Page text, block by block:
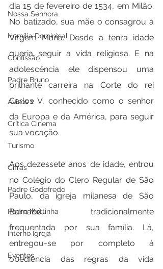
Nossa Senhora
Homilia Dominical
Confissão
Padre Bruno
Avisos 2
Crítica Cinema
Turismo
Cifras
Padre Godofredo
Padre Mottinha
Interno Igreja
Eventos
dia 15 de fevereiro de 1534, em Milão.
No batizado, sua mãe o consagrou à
Virgem Maria. Desde a tenra idade
queria seguir a vida religiosa. E na
adolescência ele dispensou uma
brilhante carreira na Corte do rei
Carlos V, conhecido como o senhor
da Europa e da América, para seguir
sua vocação.
Aos dezessete anos de idade, entrou
no Colégio do Clero Regular de São
Paulo, da igreja milanesa de São
Barnabé, tradicionalmente
frequentada por sua família. Lá,
entregou-se por completo à
obediência das regras da vida